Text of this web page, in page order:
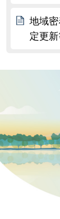
地域
定更